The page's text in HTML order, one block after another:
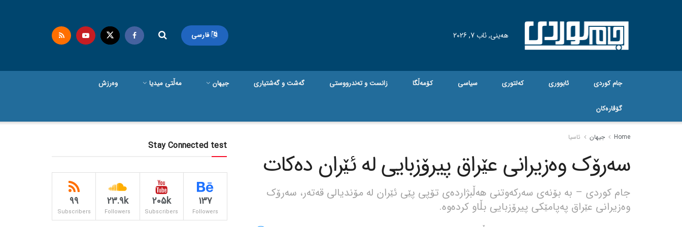
هه‌ینی, ئاب 7, 2026 فارسی
جام کوردی ئابووری کەلتوری سیاسی کۆمەڵگا زانست و تەندرووستی گه‌شت و گه‌شتیاری جیهان مەڵتی میدیا وەرزش
گۆڤاره‌کان
Home جیهان ئاسیا
سەرۆک وەزیرانی عێراق پیرۆزبایی لە ئێران دەکات
جام کوردی – بە بۆنەی سەرکەوتنی هەڵبژاردەی تۆپی پێی ئێران لە مۆندیالی قەتەر، سەرۆک
وەزیرانی عێراق پەپامێکی پیرۆزبایی بڵاو کردەوە.
Stay Connected test
137
Followers
205k
Subscribers
23.9k
Followers
99
Subscribers